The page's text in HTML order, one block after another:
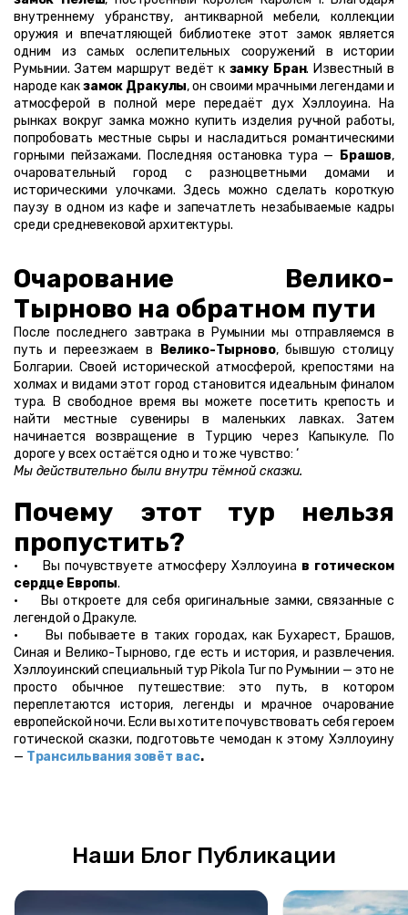
внутреннему убранству, антикварной мебели, коллекции
оружия и впечатляющей библиотеке этот замок является
одним из самых ослепительных сооружений в истории
Румынии. Затем маршрут ведёт к замку Бран. Известный в
народе как замок Дракулы, он своими мрачными легендами и
атмосферой в полной мере передаёт дух Хэллоуина. На
рынках вокруг замка можно купить изделия ручной работы,
попробовать местные сыры и насладиться романтическими
горными пейзажами. Последняя остановка тура —
Брашов,
очаровательный город с разноцветными домами и
историческими улочками. Здесь можно сделать короткую
паузу в одном из кафе и запечатлеть незабываемые кадры
среди средневековой архитектуры.
Очарование Велико-
Тырново на обратном пути
После последнего завтрака в Румынии мы отправляемся в
путь и переезжаем в
Велико-Тырново, бывшую столицу
Болгарии. Своей исторической атмосферой, крепостями на
холмах и видами этот город становится идеальным финалом
тура. В свободное время вы можете посетить крепость и
найти местные сувениры в маленьких лавках. Затем
начинается возвращение в Турцию через Капыкуле. По
дороге у всех остаётся одно и то же чувство: ‘
Мы действительно были внутри тёмной сказки.
Почему этот тур нельзя
пропустить?
·     Вы почувствуете атмосферу Хэллоуина в готическом
сердце Европы.
·     Вы откроете для себя оригинальные замки, связанные с
легендой о Дракуле.
·     Вы побываете в таких городах, как Бухарест, Брашов,
Синая и Велико-Тырново, где есть и история, и развлечения.
Хэллоуинский специальный тур Pikola Tur по Румынии — это не
просто обычное путешествие: это путь, в котором
переплетаются история, легенды и мрачное очарование
европейской ночи. Если вы хотите почувствовать себя героем
готической сказки, подготовьте чемодан к этому Хэллоуину
— Трансильвания зовёт вас.
Наши Блог Публикации